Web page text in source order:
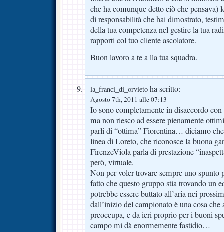
che ha comunque detto ciò che pensava)
di responsabilità che hai dimostrato,
della tua competenza nel gestire la tua
rapporti col tuo cliente ascolatore.
Buon lavoro a te a lla tua squadra.
la_franci_di_orvieto ha scritto:
Agosto 7th, 2011 alle 07:13
Io sono completamente in disaccordo
ma non riesco ad essere pienamente
parli di “ottima” Fiorentina… diciamo che
linea di Loreto, che riconosce la buona
FirenzeViola parla di prestazione
però, virtuale.
Non per voler trovare sempre uno
fatto che questo gruppo stia trovando un
potrebbe essere buttato all’aria nei
dall’inizio del campionato è una cosa che
preoccupa, e da ieri proprio per i buoni
campo mi dà enormemente fastidio…